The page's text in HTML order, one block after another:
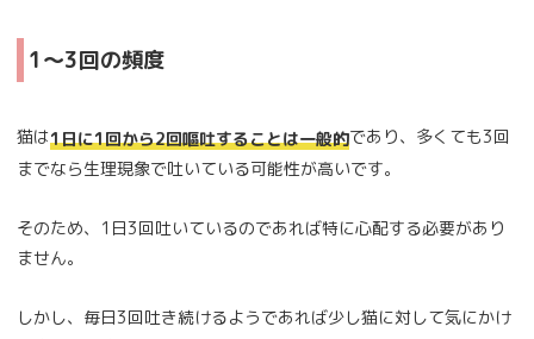
1～3回の頻度
猫は1日に1回から2回嘔吐することは一般的であり、多くても3回
までなら生理現象で吐いている可能性が高いです。
そのため、1日3回吐いているのであれば特に心配する必要があり
ません。
しかし、毎日3回吐き続けるようであれば少し猫に対して気にかけ